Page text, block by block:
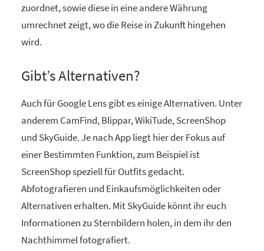
zuordnet, sowie diese in eine andere Währung
umrechnet zeigt, wo die Reise in Zukunft hingehen
wird.
Gibt’s Alternativen?
Auch für Google Lens gibt es einige Alternativen. Unter
anderem CamFind, Blippar, WikiTude, ScreenShop
und SkyGuide. Je nach App liegt hier der Fokus auf
einer Bestimmten Funktion, zum Beispiel ist
ScreenShop speziell für Outfits gedacht.
Abfotografieren und Einkaufsmöglichkeiten oder
Alternativen erhalten. Mit SkyGuide könnt ihr euch
Informationen zu Sternbildern holen, in dem ihr den
Nachthimmel fotografiert.